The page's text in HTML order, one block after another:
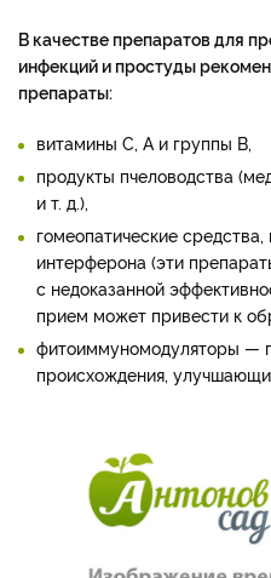
В качестве препаратов для
инфекций и простуды
препараты:
витамины С, А и группы В,
продукты пчеловодства
и т. д.),
гомеопатические
интерферона (эти
с недоказанной
прием может привести к
фитоиммуномодуляторы —
происхождения,